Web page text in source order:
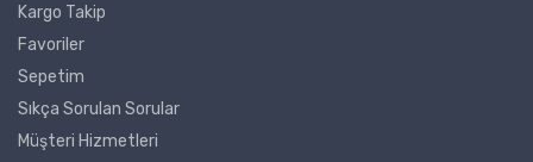
Kargo Takip
Favoriler
Sepetim
Sıkça Sorulan Sorular
Müşteri Hizmetleri